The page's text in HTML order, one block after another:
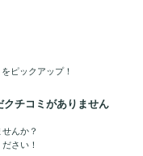
ピックアップ！
クチコミがありません
んか？
さい！